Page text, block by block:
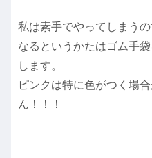
私は素手でやってしまう
なるというかたはゴム手
します。
ピンクは特に色がつく場
ん！！！